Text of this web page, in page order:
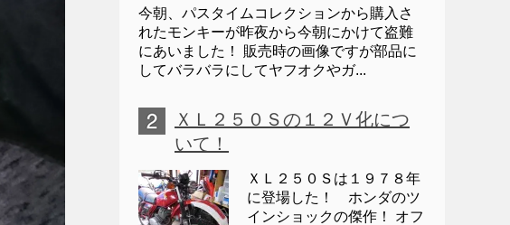
今朝、パスタイムコレクションから購入さ
れたモンキーが昨夜から今朝にかけて盗難
にあいました！ 販売時の画像ですが部品に
してバラバラにしてヤフオクやガ...
ＸＬ２５０Ｓの１２Ｖ化につ
いて！
ＸＬ２５０Ｓは１９７８年
に登場した！ ホンダのツ
インショックの傑作！ オフ